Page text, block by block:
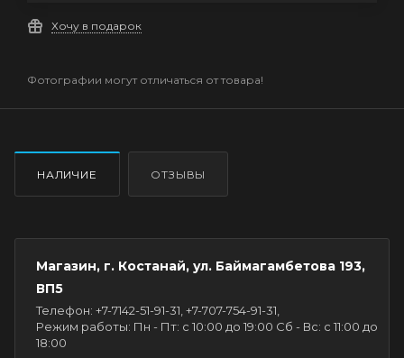
Хочу в подарок
Фотографии могут отличаться от товара!
НАЛИЧИЕ ОТЗЫВЫ
Магазин, г. Костанай, ул. Баймагамбетова 193,
ВП5
Телефон: +7-7142-51-91-31, +7-707-754-91-31,
Режим работы: Пн - Пт: с 10:00 до 19:00 Сб - Вс: с 11:00 до
18:00